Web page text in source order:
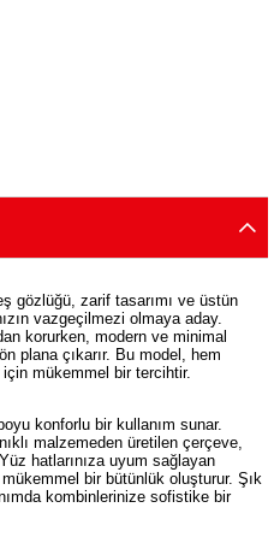
gözlüğü, zarif tasarımı ve üstün
vazgeçilmezi olmaya aday.
korurken, modern ve minimal
plana çıkarır. Bu model, hem
mükemmel bir tercihtir.
konforlu bir kullanım sunar.
malzemeden üretilen çerçeve,
hatlarınıza uyum sağlayan
bir bütünlük oluşturur. Şık
kombinlerinize sofistike bir